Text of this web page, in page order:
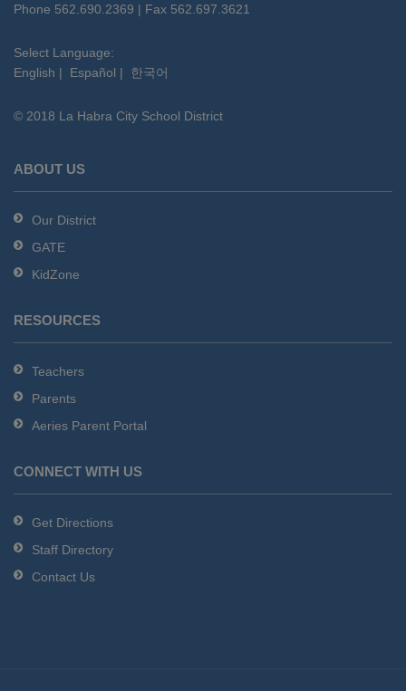
PDF,
this
link
download
Adobe
DC
software.
Phone 562.690.2369 | Fax 562.697.3621
Select Language:
English | Español | 한국어
© 2018 La Habra City School District
ABOUT US
Our District
GATE
KidZone
RESOURCES
Teachers
Parents
Aeries Parent Portal
CONNECT WITH US
Get Directions
Staff Directory
Contact Us